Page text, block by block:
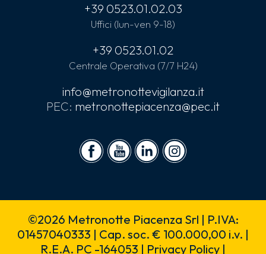
+39 0523.01.02.03
Uffici (lun-ven 9-18)
+39 0523.01.02
Centrale Operativa (7/7 H24)
info@metronottevigilanza.it
PEC: metronottepiacenza@pec.it
©2026 Metronotte Piacenza Srl | P.IVA:
01457040333 | Cap. soc. € 100.000,00 i.v. |
R.E.A. PC -164053 | Privacy Policy |